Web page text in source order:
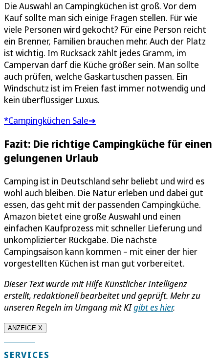
Die Auswahl an Campingküchen ist groß. Vor dem
Kauf sollte man sich einige Fragen stellen. Für wie
viele Personen wird gekocht? Für eine Person reicht
ein Brenner, Familien brauchen mehr. Auch der Platz
ist wichtig. Im Rucksack zählt jedes Gramm, im
Campervan darf die Küche größer sein. Man sollte
auch prüfen, welche Gaskartuschen passen. Ein
Windschutz ist im Freien fast immer notwendig und
kein überflüssiger Luxus.
*Campingküchen Sale➔
Fazit: Die richtige Campingküche für einen
gelungenen Urlaub
Camping ist in Deutschland sehr beliebt und wird es
wohl auch bleiben. Die Natur erleben und dabei gut
essen, das geht mit der passenden Campingküche.
Amazon bietet eine große Auswahl und einen
einfachen Kaufprozess mit schneller Lieferung und
unkomplizierter Rückgabe. Die nächste
Campingsaison kann kommen – mit einer der hier
vorgestellten Küchen ist man gut vorbereitet.
Dieser Text wurde mit Hilfe Künstlicher Intelligenz
erstellt, redaktionell bearbeitet und geprüft. Mehr zu
unseren Regeln im Umgang mit KIgibt es hier.
ANZEIGE X
SERVICES